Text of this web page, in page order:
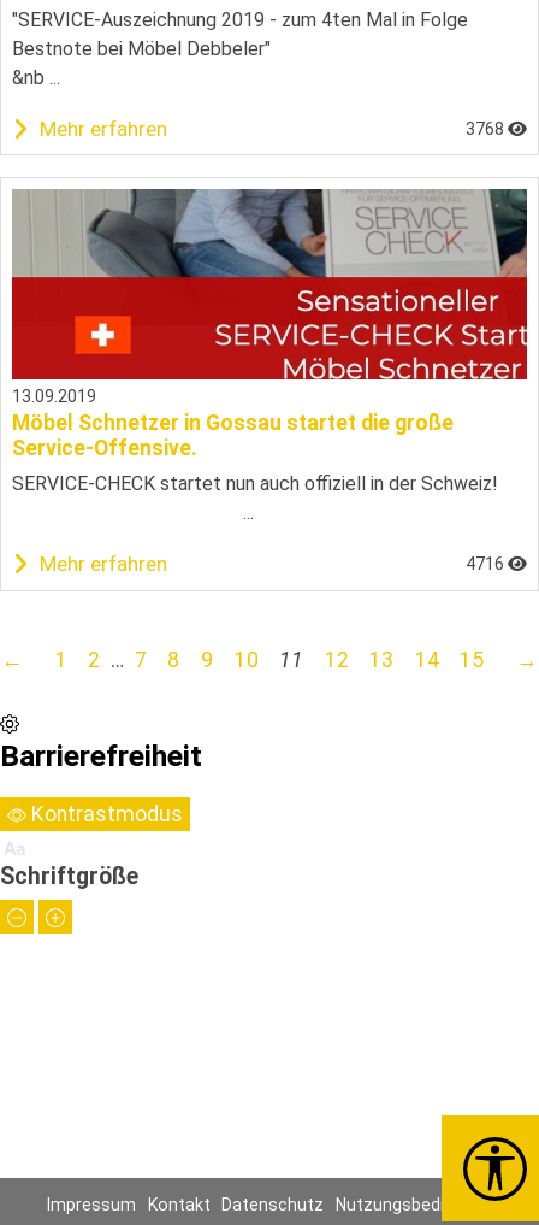
"SERVICE-Auszeichnung 2019 - zum 4ten Mal in Folge
Bestnote bei Möbel Debbeler"
&nb ...
Mehr erfahren 3768
13.09.2019
Möbel Schnetzer in Gossau startet die große
Service-Offensive.
SERVICE-CHECK startet nun auch offiziell in der Schweiz!
...
Mehr erfahren 4716
← 1 2 … 7 8 9 10 11 12 13 14 15 →
Impressum Kontakt Datenschutz Nutzungsbedingungen
Barrierefreiheit
Kontrastmodus
Schriftgröße